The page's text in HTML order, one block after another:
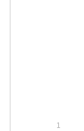
1